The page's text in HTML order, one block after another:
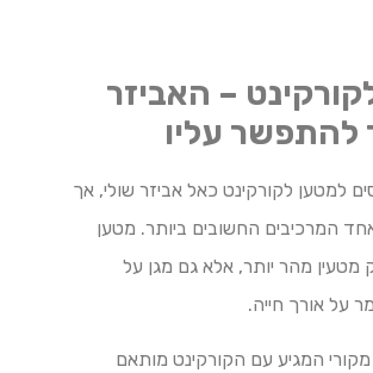
– האביזר
להתפשר עליו
למטען לקורקינט כאל אביזר שולי, אך
המרכיבים החשובים ביותר. מטען
מטעין מהר יותר, אלא גם מגן על
על אורך חייה.
המגיע עם הקורקינט מותאם